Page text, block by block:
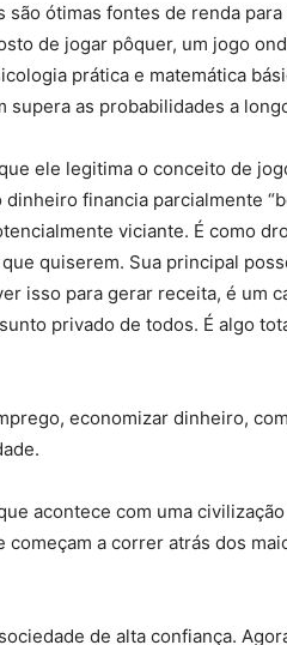
ótimas fontes de renda para
de jogar pôquer, um jogo
prática e matemática
as probabilidades a
ele legitima o conceito de
financia parcialmente
viciante. É como
quiserem. Sua principal
isso para gerar receita, é um
privado de todos. É algo
economizar dinheiro,
acontece com uma
a correr atrás dos
de alta confiança.